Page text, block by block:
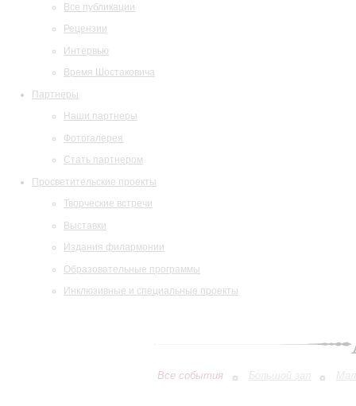
Все публикации
Рецензии
Интервью
Время Шостаковича
Партнеры
Наши партнеры
Фотогалерея
Стать партнером
Просветительские проекты
Творческие встречи
Выставки
Издания филармонии
Образовательные программы
Инклюзивные и специальные проекты
Все события Большой зал